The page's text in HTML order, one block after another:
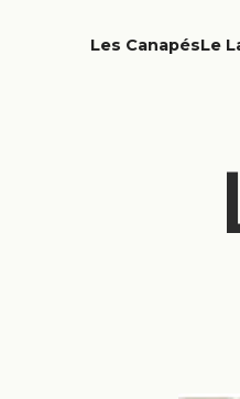
Les CanapésLe